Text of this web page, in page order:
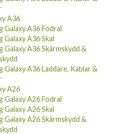
A36
Galaxy A36 Fodral
Galaxy A36 Skal
Galaxy A36 Skärmskydd &
Galaxy A36 Laddare, Kablar &
A26
Galaxy A26 Fodral
Galaxy A26 Skal
Galaxy A26 Skärmskydd &